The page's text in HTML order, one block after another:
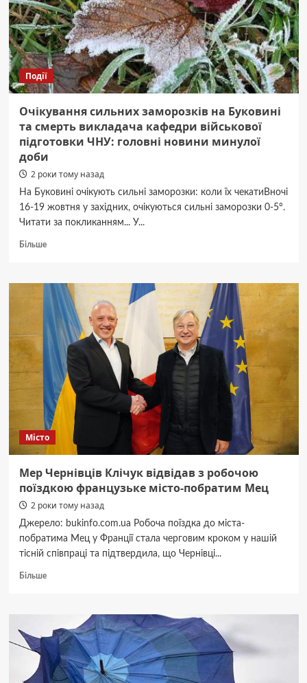
буде
світла
Події
Очікування сильних заморозків на Буковині
та смерть викладача кафедри військової
підготовки ЧНУ: головні новини минулої
доби
2 роки тому назад
На Буковині очікують сильні заморозки: коли їх чекатиВночі
16-19 жовтня у західних, очікуються сильні заморозки 0-5°.
Читати за покликанням... У...
БільшеДокладніше
сильних
заморозків
Буковині
та
смерть
викладача
кафедри
військової
підготовки
ЧНУ:
головні
новини
минулої
Місто
Мер Чернівців Клічук відвідав з робочою
поїздкою французьке місто-побратим Мец
2 роки тому назад
Джерело: bukinfo.com.ua Робоча поїздка до міста-
побратима Мец у Франції стала черговим кроком у нашій
тісній співпраці та підтвердила, що Чернівці...
БільшеДокладніше
відвідав
з
робочою
поїздкою